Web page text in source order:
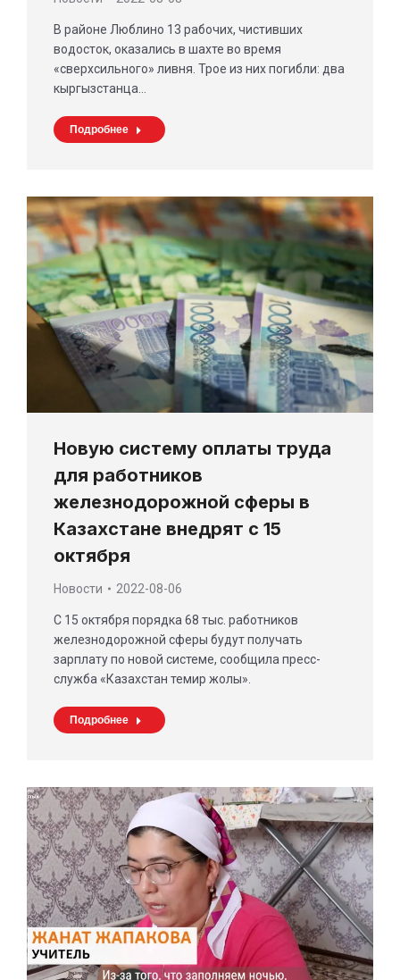
В районе Люблино 13 рабочих, чистивших
водосток, оказались в шахте во время
«сверхсильного» ливня. Трое из них погибли: два
кыргызстанца…
Подробнее
Новую систему оплаты труда
для работников
железнодорожной сферы в
Казахстане внедрят с 15
октября
Новости 2022-08-06
С 15 октября порядка 68 тыс. работников
железнодорожной сферы будут получать
зарплату по новой системе, сообщила пресс-
служба «Казахстан темир жолы».
Подробнее